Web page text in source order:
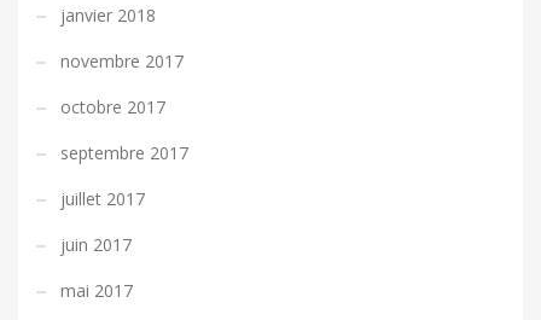
janvier 2018
novembre 2017
octobre 2017
septembre 2017
juillet 2017
juin 2017
mai 2017